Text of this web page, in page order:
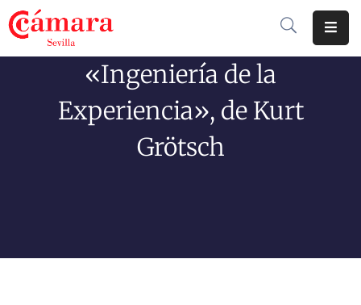
Comercio
«Ingeniería de la
Experiencia», de Kurt
Grötsch